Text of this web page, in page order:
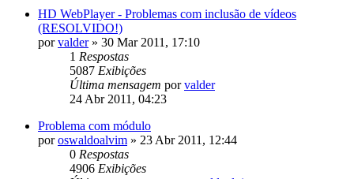
HD WebPlayer - Problemas com inclusão de vídeos
(RESOLVIDO!)
porvalder» 30 Mar 2011, 17:10
1 Respostas
5087 Exibições
Última mensagem porvalder
24 Abr 2011, 04:23
Problema com módulo
poroswaldoalvim » 23 Abr 2011, 12:44
0 Respostas
4906 Exibições